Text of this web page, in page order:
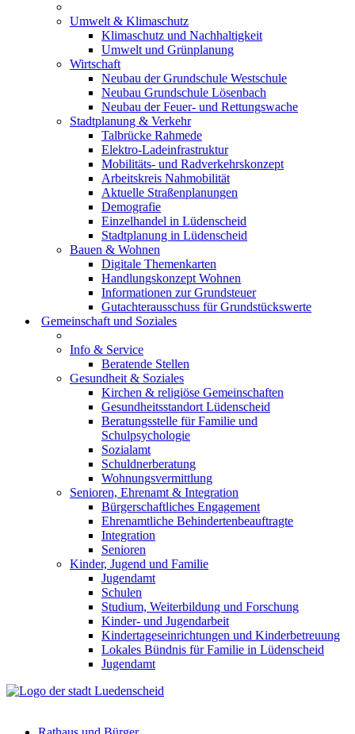
Umwelt & Klimaschutz
Klimaschutz und Nachhaltigkeit
Umwelt und Grünplanung
Wirtschaft
Neubau der Grundschule Westschule
Neubau Grundschule Lösenbach
Neubau der Feuer- und Rettungswache
Stadtplanung & Verkehr
Talbrücke Rahmede
Elektro-Ladeinfrastruktur
Mobilitäts- und Radverkehrskonzept
Arbeitskreis Nahmobilität
Aktuelle Straßenplanungen
Demografie
Einzelhandel in Lüdenscheid
Stadtplanung in Lüdenscheid
Bauen & Wohnen
Digitale Themenkarten
Handlungskonzept Wohnen
Informationen zur Grundsteuer
Gutachterausschuss für Grundstückswerte
Gemeinschaft und Soziales
Info & Service
Beratende Stellen
Gesundheit & Soziales
Kirchen & religiöse Gemeinschaften
Gesundheitsstandort Lüdenscheid
Beratungsstelle für Familie und
Schulpsychologie
Sozialamt
Schuldnerberatung
Wohnungsvermittlung
Senioren, Ehrenamt & Integration
Bürgerschaftliches Engagement
Ehrenamtliche Behindertenbeauftragte
Integration
Senioren
Kinder, Jugend und Familie
Jugendamt
Schulen
Studium, Weiterbildung und Forschung
Kinder- und Jugendarbeit
Kindertageseinrichtungen und Kinderbetreuung
Lokales Bündnis für Familie in Lüdenscheid
Jugendamt